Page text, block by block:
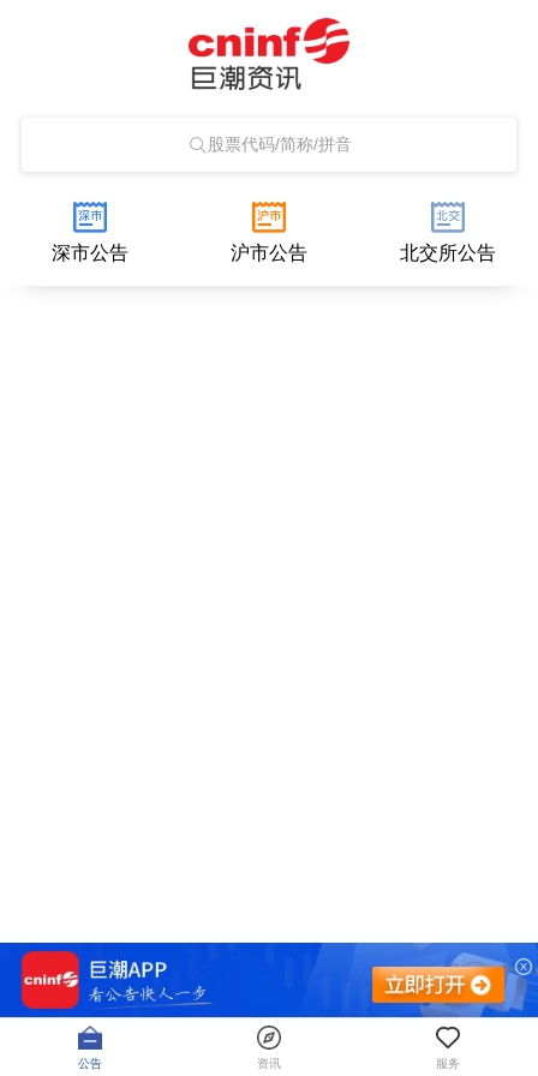
股票代码/简称/拼音
深市公告 沪市公告 北交所公告
公告 资讯 服务